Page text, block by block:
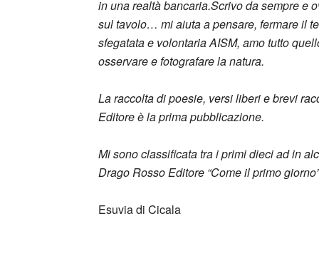
in una realtà bancaria.Scrivo da sempre e
sul tavolo… mi aiuta a pensare, fermare il
sfegatata e volontaria AISM, amo tutto
osservare e fotografare la natura.
La raccolta di poesie, versi liberi e brevi
Editore è la prima pubblicazione.
Mi sono classificata tra i primi dieci ad in
Drago Rosso Editore “Come il primo
Esuvia di Cicala